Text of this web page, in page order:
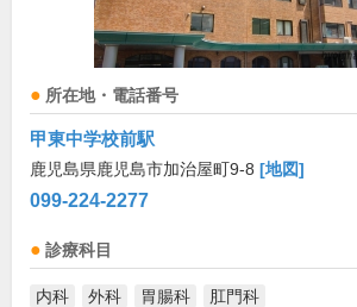
所在地・電話番号
甲東中学校前駅
鹿児島県鹿児島市加治屋町9-8 [地図]
099-224-2277
診療科目
内科 外科 胃腸科 肛門科